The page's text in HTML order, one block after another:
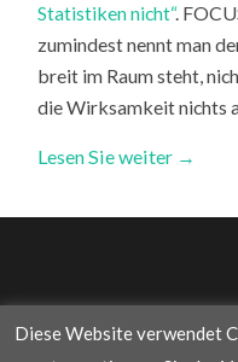
Statistiken nicht“.
zumindest nennt man
breit im Raum steht,
die Wirksamkeit nichts
Lesen Sie weiter →
Diese Website verwendet